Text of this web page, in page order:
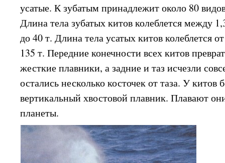
усатые. К зубатым принадлежит около 80
Длина тела зубатых китов колеблется между
до 40 т. Длина тела усатых китов колеблется
135 т. Передние конечности всех китов
жесткие плавники, а задние и таз исчезли
остались несколько косточек от таза. У китов
вертикальный хвостовой плавник. Плавают
планеты.